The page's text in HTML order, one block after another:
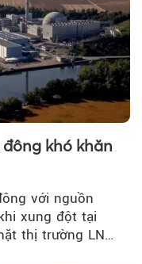
khó khăn
với nguồn
xung đột tại
thị trường LNG